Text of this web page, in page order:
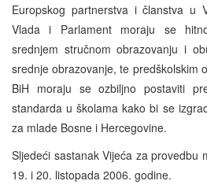
Europskog partnerstva i članstva u
Vlada i Parlament moraju se
srednjem stručnom obrazovanju i
srednje obrazovanje, te predškolskim
BiH moraju se ozbiljno postaviti
standarda u školama kako bi se
za mlade Bosne i Hercegovine.
Sljedeći sastanak Vijeća za provedbu
19. i 20. listopada 2006. godine.